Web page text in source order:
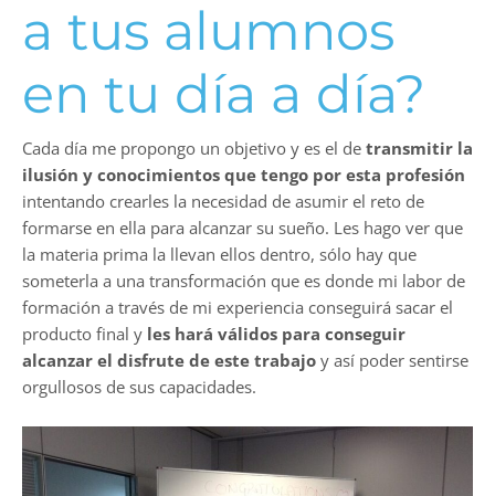
a tus alumnos
en tu día a día?
Cada día me propongo un objetivo y es el de transmitir la
ilusión y conocimientos que tengo por esta profesión
intentando crearles la necesidad de asumir el reto de
formarse en ella para alcanzar su sueño. Les hago ver que
la materia prima la llevan ellos dentro, sólo hay que
someterla a una transformación que es donde mi labor de
formación a través de mi experiencia conseguirá sacar el
producto final y les hará válidos para conseguir
alcanzar el disfrute de este trabajo y así poder sentirse
orgullosos de sus capacidades.